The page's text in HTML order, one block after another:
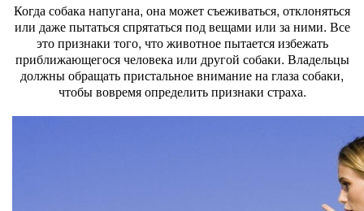
Когда собака напугана, она может съеживаться, отклоняться
или даже пытаться спрятаться под вещами или за ними. Все
это признаки того, что животное пытается избежать
приближающегося человека или другой собаки. Владельцы
должны обращать пристальное внимание на глаза собаки,
чтобы вовремя определить признаки страха.